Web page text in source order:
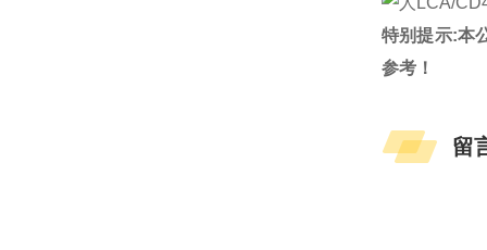
特别提示:本
参考！
留